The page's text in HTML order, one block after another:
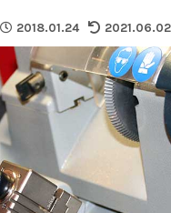
2018.01.24 2021.06.02